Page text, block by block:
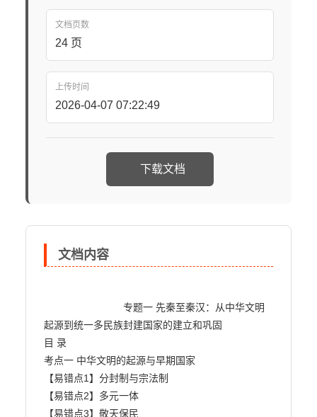
文档页数
24 页
上传时间
2026-04-07 07:22:49
下载文档
文档内容